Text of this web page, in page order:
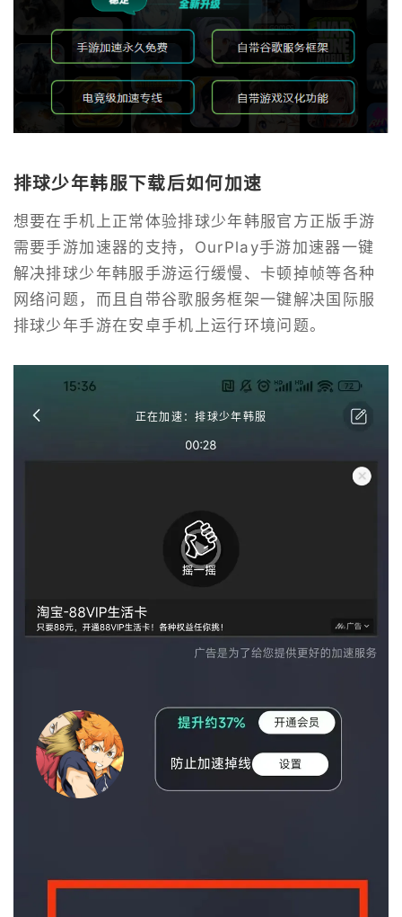
排球少年韩服下载后如何加速
想要在手机上正常体验排球少年韩服官方正版手游
需要手游加速器的支持，OurPlay手游加速器一键
解决排球少年韩服手游运行缓慢、卡顿掉帧等各种
网络问题，而且自带谷歌服务框架一键解决国际服
排球少年手游在安卓手机上运行环境问题。
正在加速：排球少年韩服